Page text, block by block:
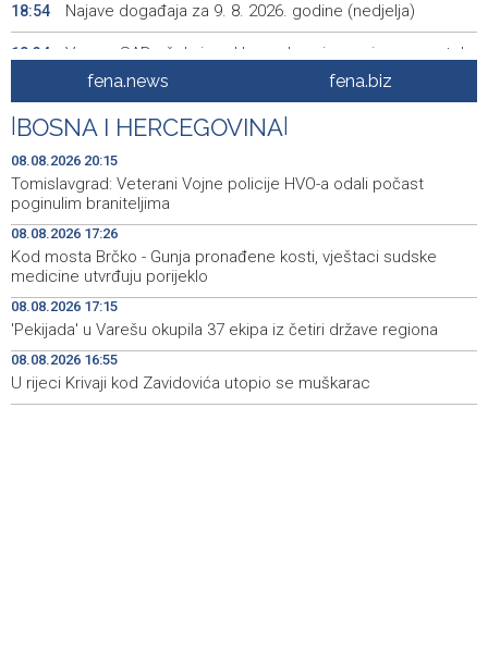
18:54 Najave događaja za 9. 8. 2026. godine (nedjelja)
18:34
Vance: SAD očekuje od Irana da osigura siguran protok
nafte kroz Hormuški moreuz
18:21
Iranski šef sigurnosti: Hormuški moreuz će ostati
zatvoren dok SAD ne ispuni zahtjeve Teherana
18:09
Iran 'vrlo blizu' dogovora s Omanom o novoj Hormuškoj
brodskoj ruti
18:05
Koncertom Marije Šerifović večeras se zatvara
manifestacija 'Dani dijaspore Travnik 2026'
17:26
Kod mosta Brčko - Gunja pronađene kosti, vještaci
sudske medicine utvrđuju porijeklo
17:15
'Pekijada' u Varešu okupila 37 ekipa iz četiri države
regiona
fena.news fena.biz
BOSNA I HERCEGOVINA
08.08.2026 20:15
Tomislavgrad: Veterani Vojne policije HVO-a odali počast
poginulim braniteljima
08.08.2026 17:26
Kod mosta Brčko - Gunja pronađene kosti, vještaci sudske
medicine utvrđuju porijeklo
08.08.2026 17:15
'Pekijada' u Varešu okupila 37 ekipa iz četiri države regiona
08.08.2026 16:55
U rijeci Krivaji kod Zavidovića utopio se muškarac